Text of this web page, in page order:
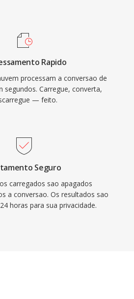
Rapido
processam a conversao de
segundos. Carregue, converta,
— feito.
Seguro
carregados sao apagados
a conversao. Os resultados sao
horas para sua privacidade.